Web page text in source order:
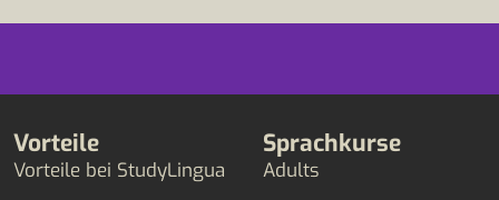
Vorteile
Vorteile bei StudyLingua
Sprachkurse
Adults